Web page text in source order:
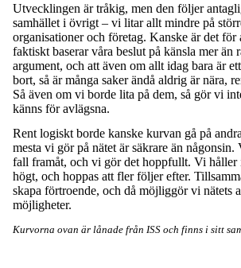
Utvecklingen är tråkig, men den följer
samhället i övrigt – vi litar allt mindre på
organisationer och företag. Kanske är det för
faktiskt baserar våra beslut på känsla mer än
argument, och att även om allt idag bara är
bort, så är många saker ändå aldrig är nära,
Så även om vi borde lita på dem, så gör vi
känns för avlägsna.
Rent logiskt borde kanske kurvan gå på
mesta vi gör på nätet är säkrare än någonsin.
fall framåt, och vi gör det hoppfullt. Vi håller
högt, och hoppas att fler följer efter.
skapa förtroende, och då möjliggör vi nätets
möjligheter.
Kurvorna ovan är lånade från ISS och finns i sitt